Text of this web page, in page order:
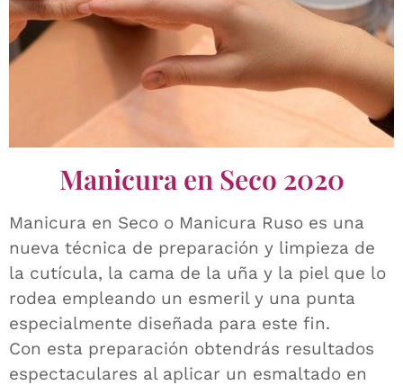
Manicura en Seco 2020
Manicura en Seco o Manicura Ruso es una
nueva técnica de preparación y limpieza de
la cutícula, la cama de la uña y la piel que lo
rodea empleando un esmeril y una punta
especialmente diseñada para este fin.
Con esta preparación obtendrás resultados
espectaculares al aplicar un esmaltado en